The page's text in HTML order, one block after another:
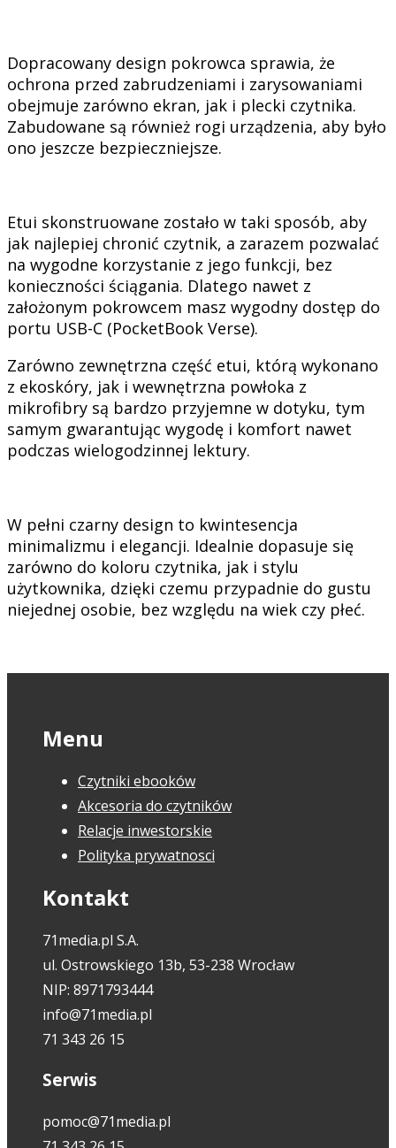
Dopracowany design pokrowca sprawia, że
ochrona przed zabrudzeniami i zarysowaniami
obejmuje zarówno ekran, jak i plecki czytnika.
Zabudowane są również rogi urządzenia, aby było
ono jeszcze bezpieczniejsze.
Etui skonstruowane zostało w taki sposób, aby
jak najlepiej chronić czytnik, a zarazem pozwalać
na wygodne korzystanie z jego funkcji, bez
konieczności ściągania. Dlatego nawet z
założonym pokrowcem masz wygodny dostęp do
portu USB-C (PocketBook Verse).
Zarówno zewnętrzna część etui, którą wykonano
z ekoskóry, jak i wewnętrzna powłoka z
mikrofibry są bardzo przyjemne w dotyku, tym
samym gwarantując wygodę i komfort nawet
podczas wielogodzinnej lektury.
W pełni czarny design to kwintesencja
minimalizmu i elegancji. Idealnie dopasuje się
zarówno do koloru czytnika, jak i stylu
użytkownika, dzięki czemu przypadnie do gustu
niejednej osobie, bez względu na wiek czy płeć.
Menu
Czytniki ebooków
Akcesoria do czytników
Relacje inwestorskie
Polityka prywatnosci
Kontakt
71media.pl S.A.
ul. Ostrowskiego 13b, 53-238 Wrocław
NIP: 8971793444
info@71media.pl
71 343 26 15
Serwis
pomoc@71media.pl